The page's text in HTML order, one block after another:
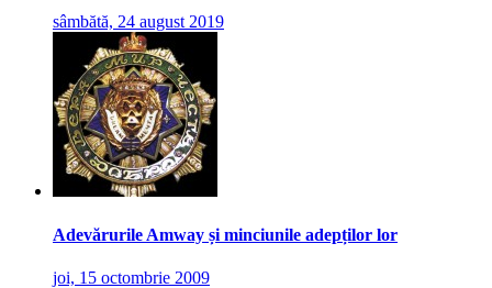
sâmbătă, 24 august 2019
Adevărurile Amway și minciunile adepților lor
joi, 15 octombrie 2009